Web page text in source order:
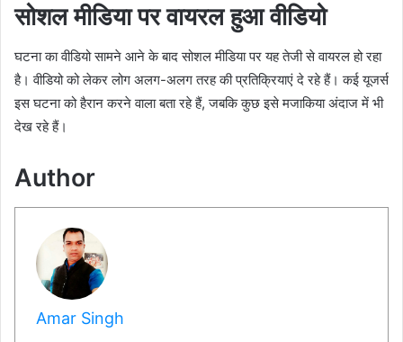
सोशल मीडिया पर वायरल हुआ वीडियो
घटना का वीडियो सामने आने के बाद सोशल मीडिया पर यह तेजी से वायरल हो रहा
है। वीडियो को लेकर लोग अलग-अलग तरह की प्रतिक्रियाएं दे रहे हैं। कई यूजर्स
इस घटना को हैरान करने वाला बता रहे हैं, जबकि कुछ इसे मजाकिया अंदाज में भी
देख रहे हैं।
Author
Amar Singh